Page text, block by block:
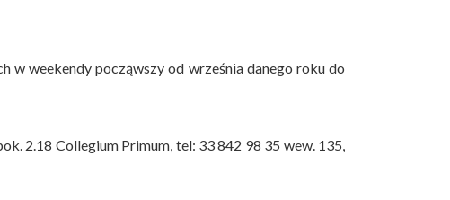
w weekendy począwszy od września danego roku do
2.18 Collegium Primum, tel: 33 842 98 35 wew. 135,